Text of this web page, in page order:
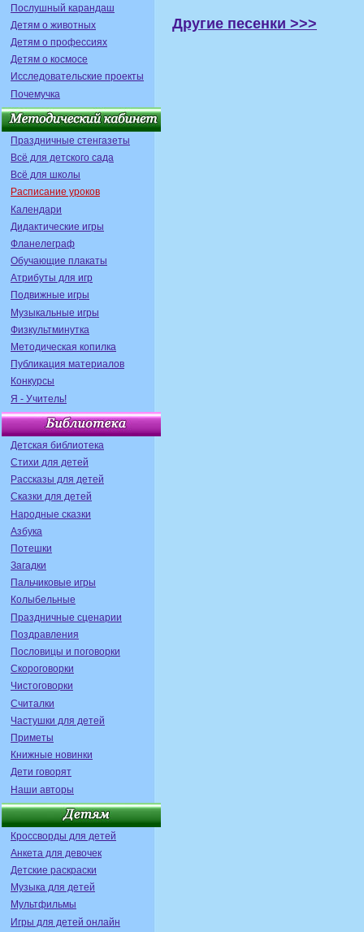
Послушный карандаш
Детям о животных
Детям о профессиях
Детям о космосе
Исследовательские проекты
Почемучка
Праздничные стенгазеты
Всё для детского сада
Всё для школы
Расписание уроков
Календари
Дидактические игры
Фланелеграф
Обучающие плакаты
Атрибуты для игр
Подвижные игры
Музыкальные игры
Физкультминутка
Методическая копилка
Публикация материалов
Конкурсы
Я - Учитель!
Детская библиотека
Стихи для детей
Рассказы для детей
Сказки для детей
Народные сказки
Азбука
Потешки
Загадки
Пальчиковые игры
Колыбельные
Праздничные сценарии
Поздравления
Пословицы и поговорки
Скороговорки
Чистоговорки
Считалки
Частушки для детей
Приметы
Книжные новинки
Дети говорят
Наши авторы
Кроссворды для детей
Анкета для девочек
Детские раскраски
Музыка для детей
Мультфильмы
Игры для детей онлайн
Другие песенки >>>